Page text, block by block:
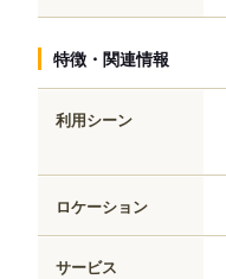
特徴・関連情報
利用シーン
ロケーション
サービス